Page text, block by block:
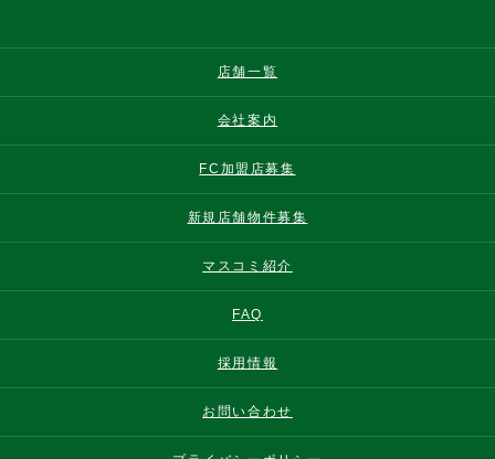
店舗一覧
会社案内
FC加盟店募集
新規店舗物件募集
マスコミ紹介
FAQ
採用情報
お問い合わせ